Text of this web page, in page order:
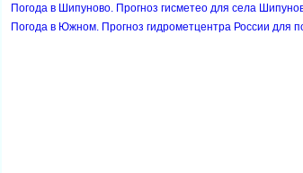
Погода в Шипуново. Прогноз гисметео для села
Погода в Южном. Прогноз гидрометцентра России для